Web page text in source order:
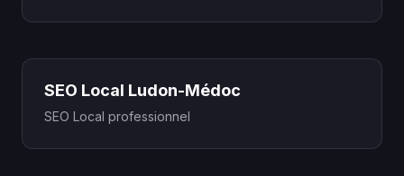
SEO Local Ludon-Médoc
SEO Local professionnel